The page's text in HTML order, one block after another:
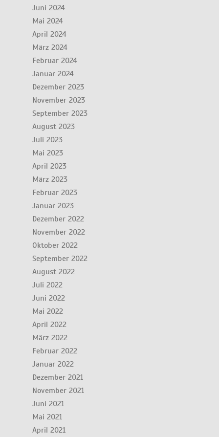
Juni 2024
Mai 2024
April 2024
März 2024
Februar 2024
Januar 2024
Dezember 2023
November 2023
September 2023
August 2023
Juli 2023
Mai 2023
April 2023
März 2023
Februar 2023
Januar 2023
Dezember 2022
November 2022
Oktober 2022
September 2022
August 2022
Juli 2022
Juni 2022
Mai 2022
April 2022
März 2022
Februar 2022
Januar 2022
Dezember 2021
November 2021
Juni 2021
Mai 2021
April 2021